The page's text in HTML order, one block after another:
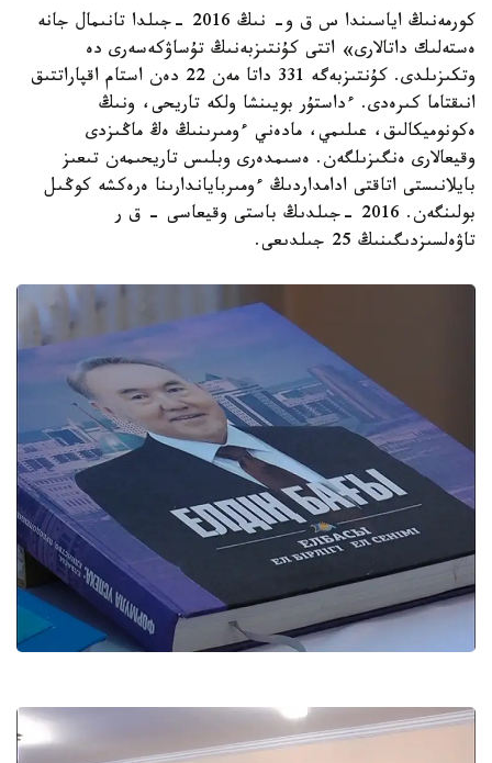
كورمەنىڭ اياسىندا س ق و- نىڭ 2016 -جىلدا تانىمال جانە
ەستەلىك داتالارى» اتتى كۇنتىزبەنىڭ تۇساۋكەسەرى دە
وتكىزىلدى. كۇنتىزبەگە 331 داتا مەن 22 دەن استام اقپاراتتىق
انىقتاما كىرەدى. ءداستۇر بويىنشا ولكە تاريحى، ونىڭ
ەكونوميكالىق، عىلىمي، مادەني ءومىرىنىڭ ەڭ ماڭىزدى
وقيعالارى ەنگىزىلگەن. ەسىمدەرى وبلىس تاريحىمەن تىعىز
بايلانىستى اتاقتى ادامداردىڭ ءومىرباياندارىنا ەرەكشە كوڭىل
بولىنگەن. 2016 -جىلدىڭ باستى وقيعاسى - ق ر
تاۋەلسىزدىگىنىڭ 25 جىلدىعى.